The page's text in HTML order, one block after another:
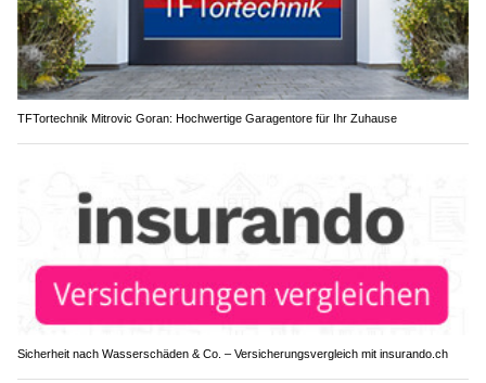
TFTortechnik Mitrovic Goran: Hochwertige Garagentore für Ihr Zuhause
Sicherheit nach Wasserschäden & Co. – Versicherungsvergleich mit insurando.ch